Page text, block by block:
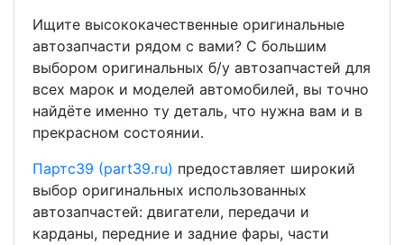
Ищите высококачественные оригинальные
автозапчасти рядом с вами? С большим
выбором оригинальных б/у автозапчастей для
всех марок и моделей автомобилей, вы точно
найдёте именно ту деталь, что нужна вам и в
прекрасном состоянии.
Партс39 (part39.ru) предоставляет широкий
выбор оригинальных использованных
автозапчастей: двигатели, передачи и
карданы, передние и задние фары, части